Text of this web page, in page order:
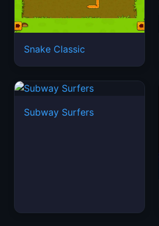
Snake Classic
Subway Surfers